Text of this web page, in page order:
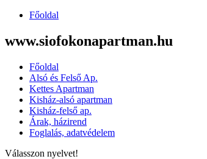
Főoldal
www.siofokonapartman.hu
Főoldal
Alsó és Felső Ap.
Kettes Apartman
Kisház-alsó apartman
Kisház-felső ap.
Árak, házirend
Foglalás, adatvédelem
Válasszon nyelvet!